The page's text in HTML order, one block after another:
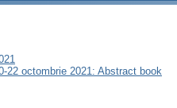
22 octombrie 2021: Abstract book